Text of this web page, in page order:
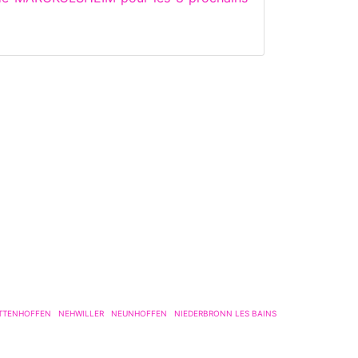
NEHWILLER NEUNHOFFEN
NIEDERBRONN LES BAINS